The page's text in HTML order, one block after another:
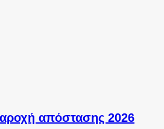
απόστασης 2026